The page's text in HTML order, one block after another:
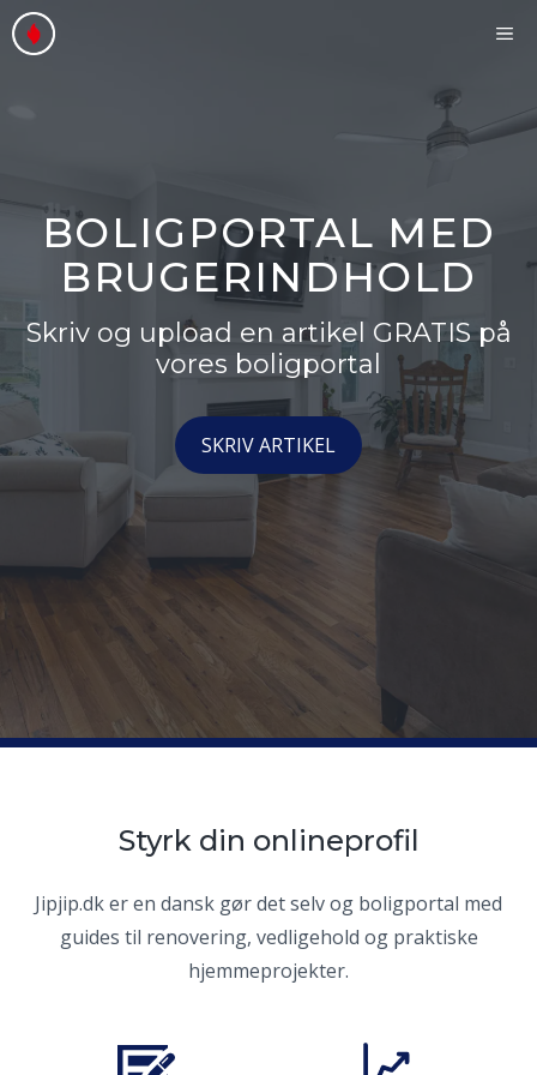
Hop
til
BOLIGPORTAL MED
BRUGERINDHOLD
Skriv og upload en artikel GRATIS på
vores boligportal
SKRIV ARTIKEL
Styrk din onlineprofil
Jipjip.dk er en dansk gør det selv og boligportal med
guides til renovering, vedligehold og praktiske
hjemmeprojekter.